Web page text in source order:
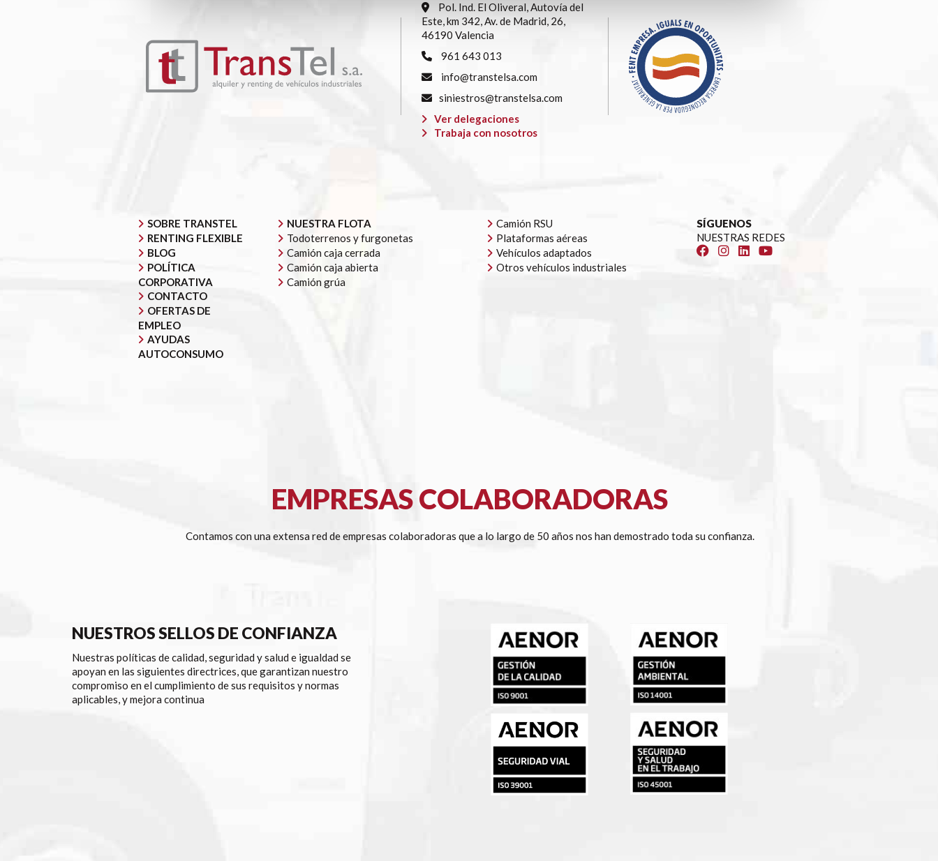
Pol. Ind. El Oliveral, Autovía del
Este, km 342, Av. de Madrid, 26,
46190 Valencia
961 643 013
info@transtelsa.com
siniestros@transtelsa.com
Ver delegaciones
Trabaja con nosotros
SOBRE TRANSTEL
RENTING FLEXIBLE
BLOG
POLÍTICA
CORPORATIVA
CONTACTO
OFERTAS DE
EMPLEO
AYUDAS
AUTOCONSUMO
NUESTRA FLOTA
Todoterrenos y furgonetas
Camión caja cerrada
Camión caja abierta
Camión grúa
Camión RSU
Plataformas aéreas
Vehículos adaptados
Otros vehículos industriales
SÍGUENOS
NUESTRAS REDES
EMPRESAS COLABORADORAS
Contamos con una extensa red de empresas colaboradoras que a lo largo de 50 años nos han demostrado toda su confianza.
NUESTROS SELLOS DE CONFIANZA
Nuestras políticas de calidad, seguridad y salud e igualdad se
apoyan en las siguientes directrices, que garantizan nuestro
compromiso en el cumplimiento de sus requisitos y normas
aplicables, y mejora continua